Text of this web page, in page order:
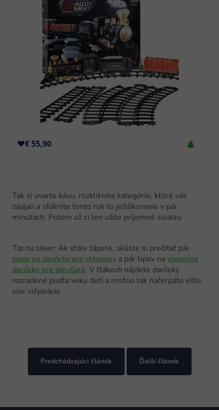
Tak si uvarte kávu, rozkliknite kategórie, ktoré vás
zaujali a sfúknite tento rok to ježiškovanie v pár
minútach. Potom už si len užite príjemné sviatky.
Tip na záver: Ak stále tápete, skúste si prečítať pár
tipov na darčeky pre chlapcov a pár tipov na vianočné
darčeky pre dievčatá. V člákoch nájdete darčeky
rozradené podľa veku detí a možno tak načerpáte ešte
viac inšpirácie .
Predchádzajúci článok Ďalší článok